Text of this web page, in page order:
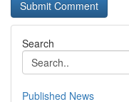
Search
Published News